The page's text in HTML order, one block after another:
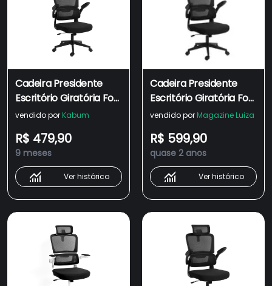
Cadeira Presidente
Escritório Giratória Fox
Office Z411 Preta
vendido por Kabum
R$ 479,90
9 meses
Ver histórico
Cadeira Presidente
Escritório Giratória Fox
Office Z411 Preta
vendido por Magazine Luiza
R$ 599,90
quase 2 anos
Ver histórico